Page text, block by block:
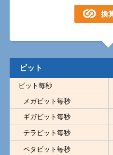
ビット
ビット毎秒
メガビット毎秒
ギガビット毎秒
テラビット毎秒
ペタビット毎秒